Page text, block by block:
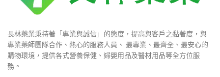
長林藥業秉持著「專業與誠信」的態度，提高與客戶之黏著度，與
專業藥師團隊合作、熱心的服務人員、 最專業、最齊全、最安心的
購物環境，提供各式營養保健、婦嬰用品及醫材用品等全方位服
務。